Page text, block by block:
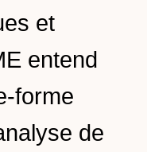
et
entend
forme
de